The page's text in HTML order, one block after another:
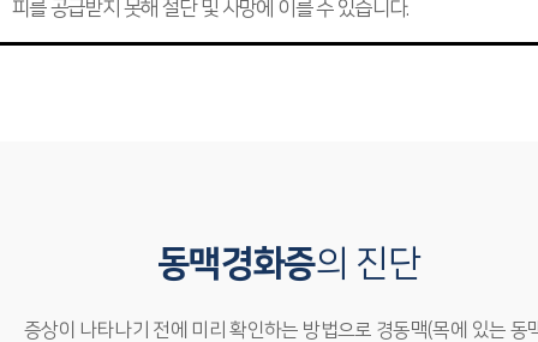
피를 공급받지 못해 절단 및 사망에 이를 수 있습니다.
동맥경화증의 진단
증상이 나타나기 전에 미리 확인하는 방법으로 경동맥(목에 있는 동